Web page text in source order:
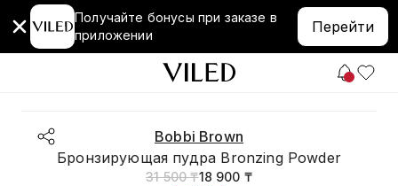
Получайте бонусы при заказе в
приложении
Перейти
Bobbi Brown
Бронзирующая пудра Bronzing Powder
31 500 ₸18 900 ₸